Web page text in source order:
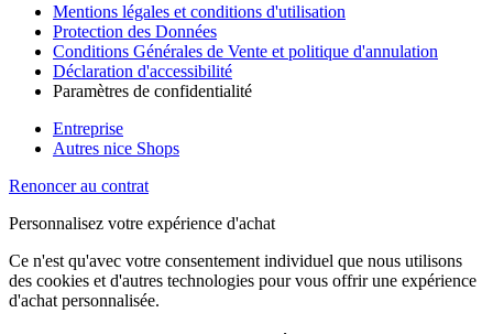
Mentions légales et conditions d'utilisation
Protection des Données
Conditions Générales de Vente et politique d'annulation
Déclaration d'accessibilité
Paramètres de confidentialité
Entreprise
Autres nice Shops
Renoncer au contrat
Personnalisez votre expérience d'achat
Ce n'est qu'avec votre consentement individuel que nous utilisons
des cookies et d'autres technologies pour vous offrir une expérience
d'achat personnalisée.